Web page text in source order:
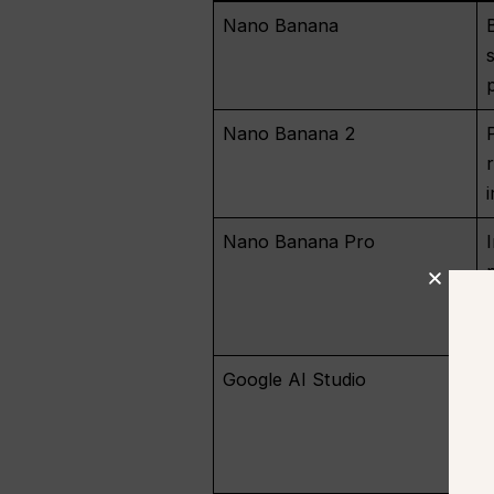
Nano Banana
Nano Banana 2
Nano Banana Pro
Google AI Studio